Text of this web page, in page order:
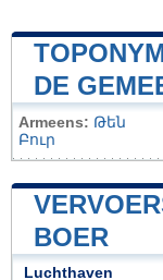
DE
Armeens: Թեն
Բուր
BOER
Luchthaven